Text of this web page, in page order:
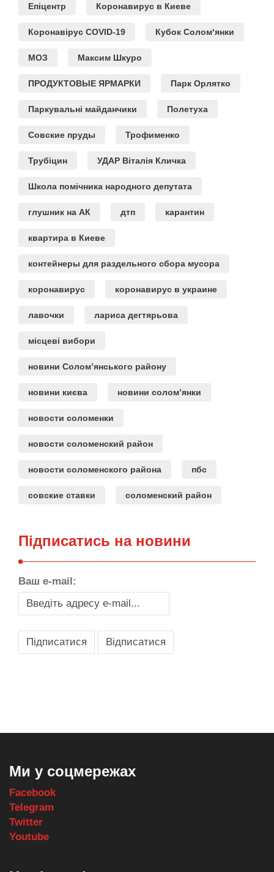
Епіцентр Коронавирус в Киеве
Коронавірус COVID-19 Кубок Солом‘янки
МОЗ Максим Шкуро
ПРОДУКТОВЫЕ ЯРМАРКИ Парк Орлятко
Паркувальні майданчики Полетуха
Совские пруды Трофименко
Трубіцин УДАР Віталія Кличка
Школа помічника народного депутата
глушник на АК дтп карантин
квартира в Киеве
контейнеры для раздельного сбора мусора
коронавирус коронавирус в украине
лавочки лариса дегтярьова
місцеві вибори
новини Солом’янського району
новини києва новини солом’янки
новости соломенки
новости соломенский район
новости соломенского района пбс
совские ставки соломенский район
Підписатись на новини
Ваш e-mail:
Ми у соцмережах
Facebook
Telegram
Twitter
Youtube